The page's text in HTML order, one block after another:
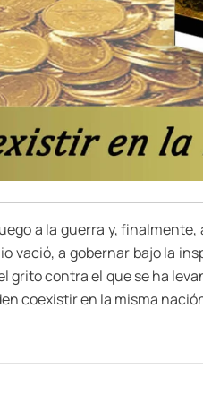
a la guerra y,
a gobernar bajo la
grito contra el que se ha
coexistir en la misma